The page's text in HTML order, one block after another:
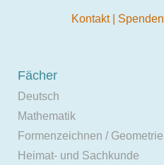
Kontakt Spenden
Fächer
Deutsch
Mathematik
Formenzeichnen / Geometrie
Heimat- und Sachkunde